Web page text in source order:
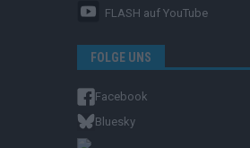
FLASH auf YouTube
FOLGE UNS
Facebook
Bluesky